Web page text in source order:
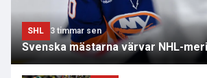
SHL 3 timmar sen
Svenska mästarna värvar NHL-